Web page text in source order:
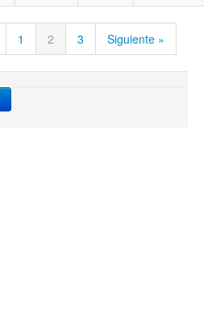
1 2 3
Siguiente »